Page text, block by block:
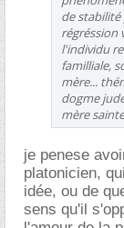
de stabilité
régréssion
l'individu
familliale,
mère...
dogme
mère
je penese
platonicien,
idée, ou de
sens qu'il